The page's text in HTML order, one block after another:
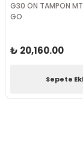
G30 ÖN TAMPON
GO
₺ 20,160.00
Sepete